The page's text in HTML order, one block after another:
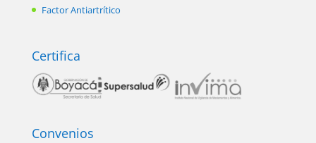
Factor Antiartrítico
Certifica
Convenios